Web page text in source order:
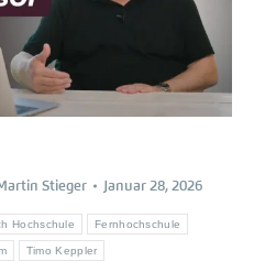
Stieger Januar 28, 2026
Hochschule Fernhochschule
Timo Keppler